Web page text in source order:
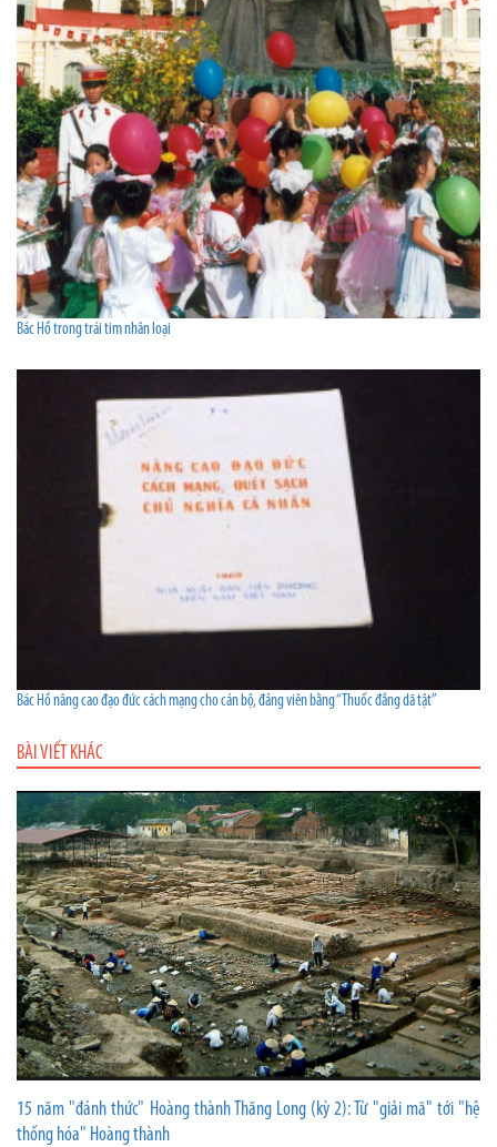
Bác Hồ trong trái tim nhân loại
Bác Hồ nâng cao đạo đức cách mạng cho cán bộ, đảng viên bằng “Thuốc đắng dã tật”
BÀI VIẾT KHÁC
15 năm "đánh thức" Hoàng thành Thăng Long (kỳ 2): Từ "giải mã" tới "hệ
thống hóa" Hoàng thành